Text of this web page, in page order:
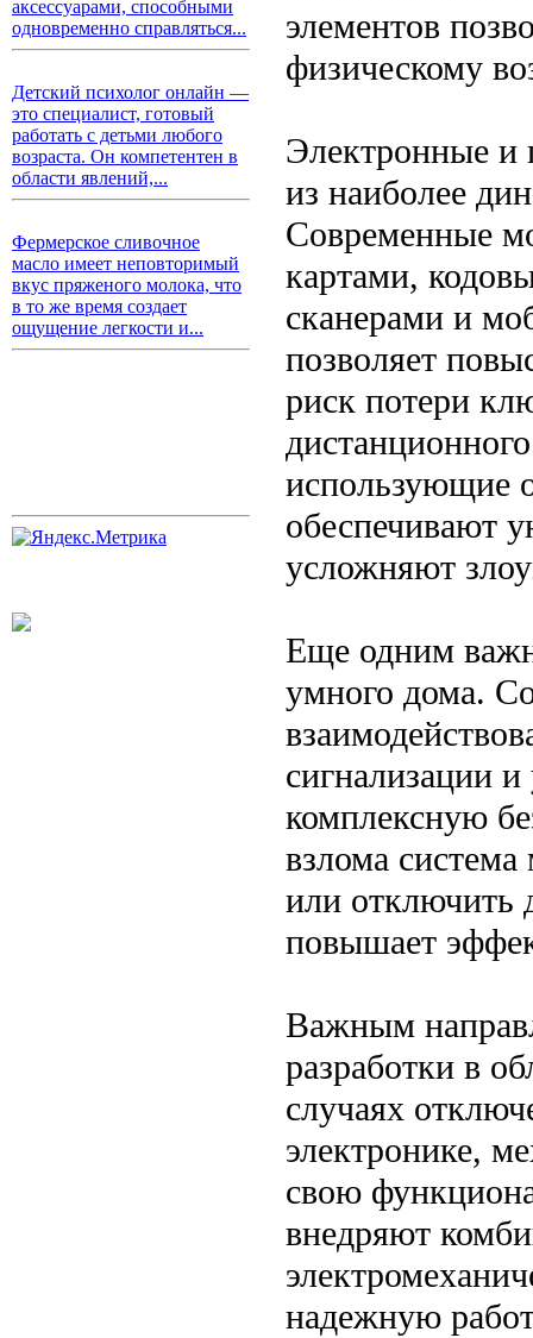
аксессуарами, способными
одновременно справляться...
Детский психолог онлайн —
это специалист, готовый
работать с детьми любого
возраста. Он компетентен в
области явлений,...
Фермерское сливочное
масло имеет неповторимый
вкус пряженого молока, что
в то же время создает
ощущение легкости и...
элементов
физическому
Электронные и
из наиболее
Современные
картами,
сканерами и
позволяет
риск потери
использующие
обеспечивают
усложняют
Еще одним
умного дома.
сигнализации
комплексную
взлома система
или отключить
повышает
Важным
разработки в
случаях
электронике,
свою
внедряют
надежную